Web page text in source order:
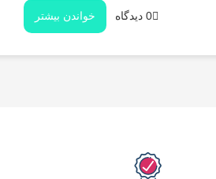
0 دیدگاه خواندن بیشتر